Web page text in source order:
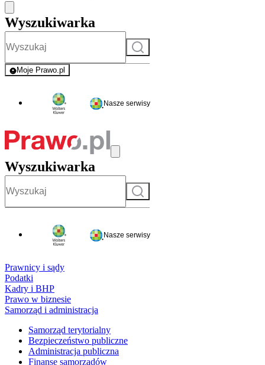
Wyszukiwarka
Szukaj
Moje Prawo.pl
- rejestracja i logowanie do serwisu
Nasze serwisy
Wyszukiwarka
Szukaj
Nasze serwisy
Prawnicy i sądy
Podatki
Kadry i BHP
Prawo w biznesie
Samorząd i administracja
Samorząd terytorialny
Bezpieczeństwo publiczne
Administracja publiczna
Finanse samorządów